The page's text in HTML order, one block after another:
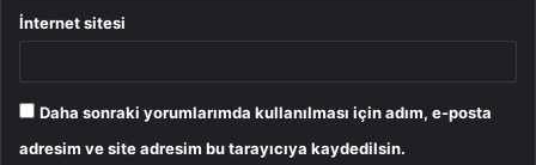
İnternet sitesi
Daha sonraki yorumlarımda kullanılması için adım, e-posta
adresim ve site adresim bu tarayıcıya kaydedilsin.